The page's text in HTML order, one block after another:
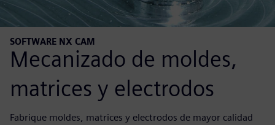
SOFTWARE NX CAM
Mecanizado de moldes,
matrices y electrodos
Fabrique moldes, matrices y electrodos de mayor calidad